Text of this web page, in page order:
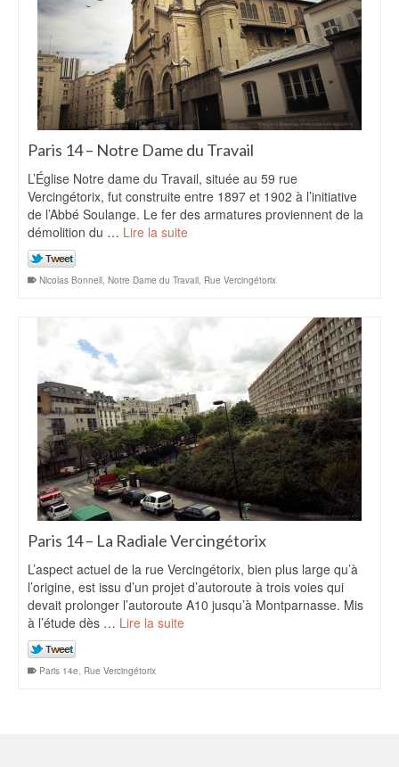
Paris 14 – Notre Dame du Travail
L’Église Notre dame du Travail, située au 59 rue
Vercingétorix, fut construite entre 1897 et 1902 à l’initiative
de l’Abbé Soulange. Le fer des armatures proviennent de la
démolition du … Lire la suite
Nicolas Bonnell, Notre Dame du Travail, Rue Vercingétorix
Paris 14 – La Radiale Vercingétorix
L’aspect actuel de la rue Vercingétorix, bien plus large qu’à
l’origine, est issu d’un projet d’autoroute à trois voies qui
devait prolonger l’autoroute A10 jusqu’à Montparnasse. Mis
à l’étude dès … Lire la suite
Paris 14e, Rue Vercingétorix